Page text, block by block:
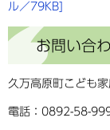
ル／79KB]
お問い合
久万高原町こども
電話：0892-58-